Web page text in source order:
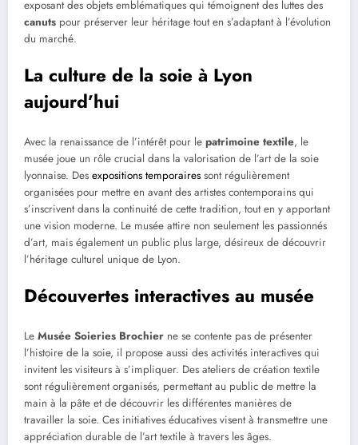
exposant des objets emblématiques qui témoignent des luttes des
canuts pour préserver leur héritage tout en s’adaptant à l’évolution
du marché.
La culture de la soie à Lyon
aujourd’hui
Avec la renaissance de l’intérêt pour le patrimoine textile, le
musée joue un rôle crucial dans la valorisation de l’art de la soie
lyonnaise. Des expositions temporaires sont régulièrement
organisées pour mettre en avant des artistes contemporains qui
s’inscrivent dans la continuité de cette tradition, tout en y apportant
une vision moderne. Le musée attire non seulement les passionnés
d’art, mais également un public plus large, désireux de découvrir
l’héritage culturel unique de Lyon.
Découvertes interactives au musée
Le Musée Soieries Brochier ne se contente pas de présenter
l’histoire de la soie, il propose aussi des activités interactives qui
invitent les visiteurs à s’impliquer. Des ateliers de création textile
sont régulièrement organisés, permettant au public de mettre la
main à la pâte et de découvrir les différentes manières de
travailler la soie. Ces initiatives éducatives visent à transmettre une
appréciation durable de l’art textile à travers les âges.